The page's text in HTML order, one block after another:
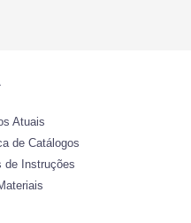
Atuais
de Catálogos
de Instruções